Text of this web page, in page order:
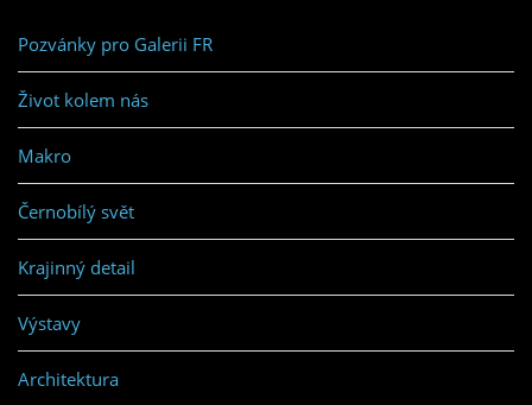
Pozvánky pro Galerii FR
Život kolem nás
Makro
Černobílý svět
Krajinný detail
Výstavy
Architektura